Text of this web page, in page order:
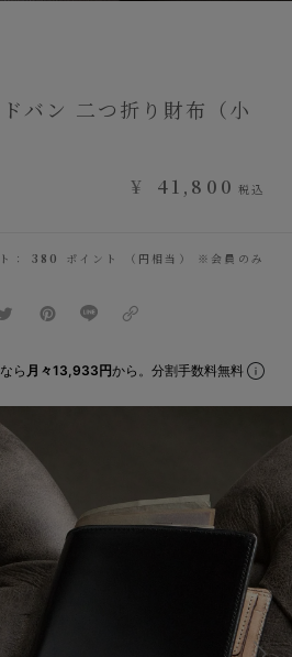
バン 二つ折り財布（小
¥ 41,800 税込
： 380 ポイント （円相当） ※会員のみ
なら 月々13,933円から。分割手数料無料